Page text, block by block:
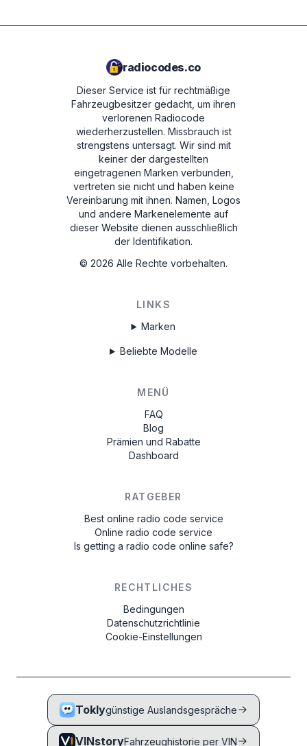
radiocodes.co
Dieser Service ist für rechtmäßige
Fahrzeugbesitzer gedacht, um ihren
verlorenen Radiocode
wiederherzustellen. Missbrauch ist
strengstens untersagt. Wir sind mit
keiner der dargestellten
eingetragenen Marken verbunden,
vertreten sie nicht und haben keine
Vereinbarung mit ihnen. Namen, Logos
und andere Markenelemente auf
dieser Website dienen ausschließlich
der Identifikation.
© 2026 Alle Rechte vorbehalten.
LINKS
Marken
Beliebte Modelle
MENÜ
FAQ
Blog
Prämien und Rabatte
Dashboard
RATGEBER
Best online radio code service
Online radio code service
Is getting a radio code online safe?
RECHTLICHES
Bedingungen
Datenschutzrichtlinie
Cookie-Einstellungen
Toklygünstige Auslandsgespräche
VINstoryFahrzeughistorie per VIN